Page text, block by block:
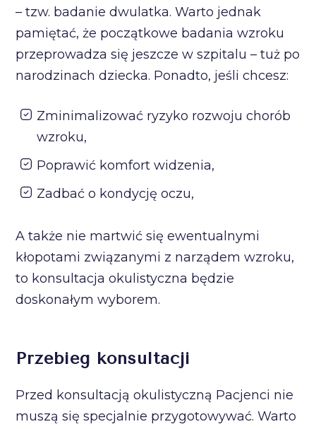
– tzw. badanie dwulatka. Warto jednak
pamiętać, że początkowe badania wzroku
przeprowadza się jeszcze w szpitalu – tuż po
narodzinach dziecka. Ponadto, jeśli chcesz:
Zminimalizować ryzyko rozwoju chorób
wzroku,
Poprawić komfort widzenia,
Zadbać o kondycję oczu,
A także nie martwić się ewentualnymi
kłopotami związanymi z narządem wzroku,
to konsultacja okulistyczna będzie
doskonałym wyborem.
Przebieg konsultacji
Przed konsultacją okulistyczną Pacjenci nie
muszą się specjalnie przygotowywać. Warto